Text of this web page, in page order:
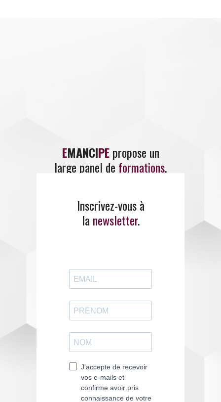
EMANCIPEpropose un
large panel de formations.
ENTREZ EN CONTACT
AVEC EMANCIPE
Inscrivez-vous à
lanewsletter.